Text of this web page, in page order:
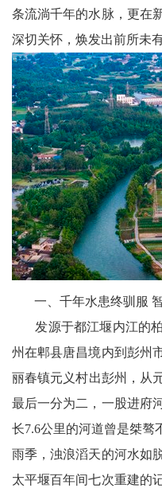
智
慧
教
育
关
工
委
讯
川
科
协
旅
条流淌千年的水脉，更在
深切关怀，焕发出前所未
一、千年水患终驯服
发源于都江堰内江的柏
州在郫县唐昌境内到彭州
丽春镇元义村出彭州，
最后一分为二，一股进府
长7.6公里的河道曾是桀骜
雨季，浊浪滔天的河水如
太平堰百年间七次重建的